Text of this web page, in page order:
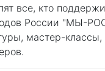
все, кто
России "МЫ-
мастер-